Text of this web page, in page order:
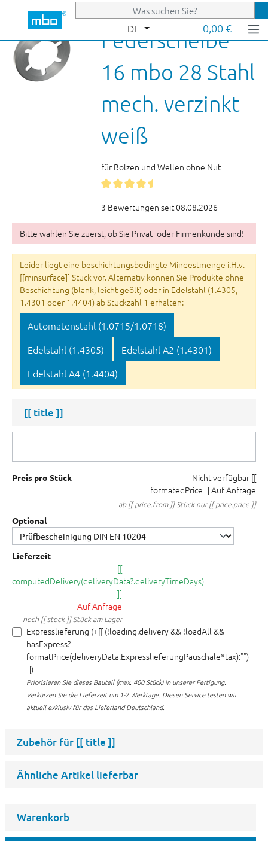
Zum Hauptinhalt springen
DE 0,00 €
Federscheibe
16 mbo 28 Stahl
mech. verzinkt
weiß
für Bolzen und Wellen ohne Nut
3 Bewertungen seit 08.08.2026
Bitte wählen Sie zuerst, ob Sie Privat- oder Firmenkunde sind!
Leider liegt eine beschichtungsbedingte Mindestmenge i.H.v.
[[minsurface]] Stück vor. Alternativ können Sie Produkte ohne
Beschichtung (blank, leicht geölt) oder in Edelstahl (1.4305,
1.4301 oder 1.4404) ab Stückzahl 1 erhalten:
Automatenstahl (1.0715/1.0718)
Edelstahl (1.4305)
Edelstahl A2 (1.4301)
Edelstahl A4 (1.4404)
[[ title ]]
Preis pro Stück Nicht verfügbar [[
formatedPrice ]] Auf Anfrage
ab [[ price.from ]] Stück nur [[ price.price ]]
Optional
Lieferzeit
[[
computedDelivery(deliveryData?.deliveryTimeDays)
]]
Auf Anfrage
noch [[ stock ]] Stück am Lager
Expresslieferung (+[[ (!loading.delivery && !loadAll &&
hasExpress?
formatPrice(deliveryData.ExpresslieferungPauschale*tax):"")
]])
Priorisieren Sie dieses Bauteil (max. 400 Stück) in unserer Fertigung.
Verkürzen Sie die Lieferzeit um 1-2 Werktage. Diesen Service testen wir
aktuell exklusiv für das Lieferland Deutschland.
Zubehör für [[ title ]]
Ähnliche Artikel lieferbar
Warenkorb